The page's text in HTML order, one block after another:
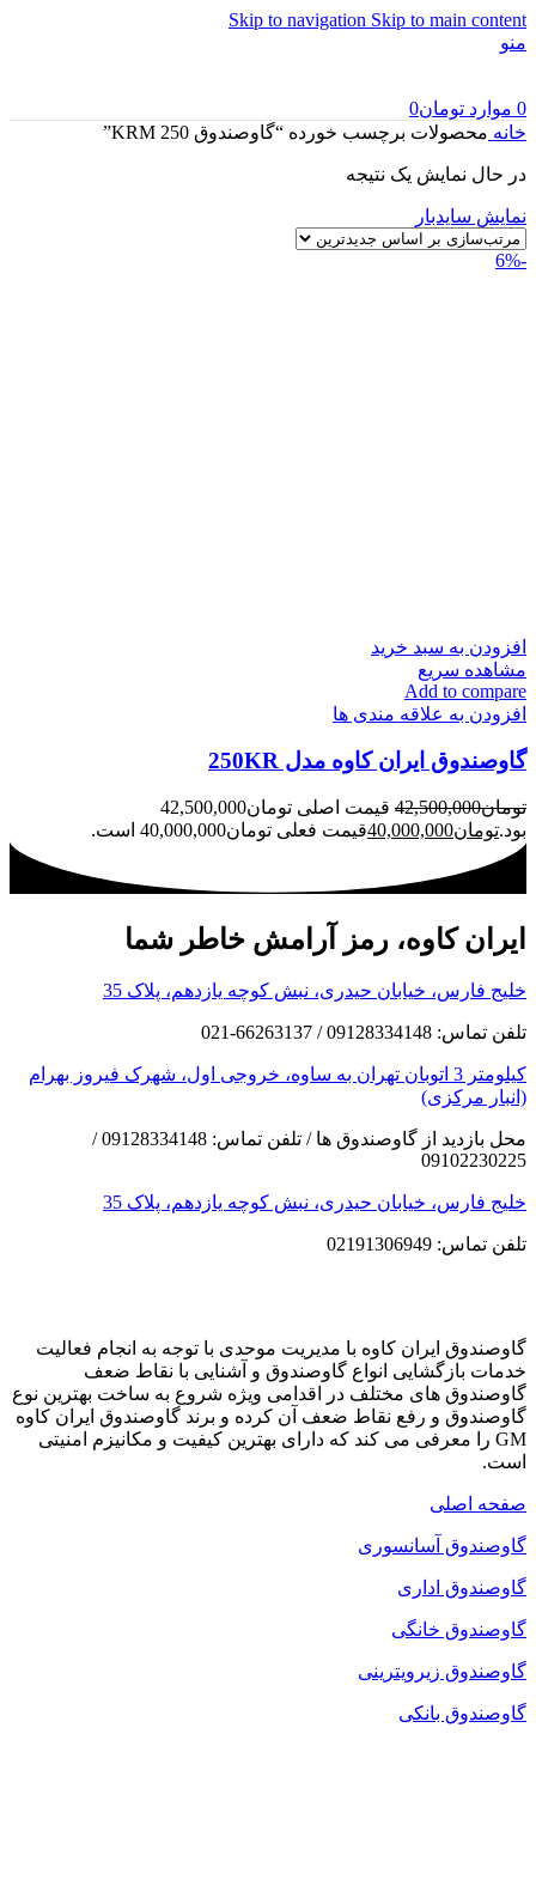
Skip to navigation Skip to main content
منو
0 موارد تومان0
خانه محصولات برچسب خورده “گاوصندوق 250 KRM”
در حال نمایش یک نتیجه
نمایش سایدبار
-6%
افزودن به سبد خرید
مشاهده سریع
Add to compare
افزودن به علاقه مندی ها
گاوصندوق ایران کاوه مدل 250KR
تومان42,500,000
قیمت اصلی تومان42,500,000
بود.تومان40,000,000قیمت فعلی تومان40,000,000 است.
ایران کاوه، رمز آرامش خاطر شما
خلیج فارس، خیابان حیدری، نبش کوچه یازدهم، پلاک 35
تلفن تماس: 09128334148 / 66263137-021
کیلومتر 3 اتوبان تهران به ساوه، خروجی اول، شهرک فیروز بهرام
(انبار مرکزی)
محل بازدید از گاوصندوق ها / تلفن تماس: 09128334148 /
09102230225
خلیج فارس، خیابان حیدری، نبش کوچه یازدهم، پلاک 35
تلفن تماس: 02191306949
گاوصندوق ایران کاوه با مدیریت موحدی با توجه به انجام فعالیت
خدمات بازگشایی انواع گاوصندوق و آشنایی با نقاط ضعف
گاوصندوق های مختلف در اقدامی ویژه شروع به ساخت بهترین نوع
گاوصندوق و رفع نقاط ضعف آن کرده و برند گاوصندوق ایران کاوه
GM را معرفی می کند که دارای بهترین کیفیت و مکانیزم امنیتی
است.
صفحه اصلی
گاوصندوق آسانسوری
گاوصندوق اداری
گاوصندوق خانگی
گاوصندوق زیرویترینی
گاوصندوق بانکی